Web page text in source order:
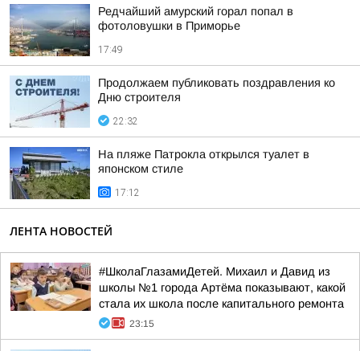
Редчайший амурский горал попал в
фотоловушки в Приморье
17:49
Продолжаем публиковать поздравления ко
Дню строителя
22:32
На пляже Патрокла открылся туалет в
японском стиле
17:12
ЛЕНТА НОВОСТЕЙ
#ШколаГлазамиДетей. Михаил и Давид из
школы №1 города Артёма показывают, какой
стала их школа после капитального ремонта
23:15